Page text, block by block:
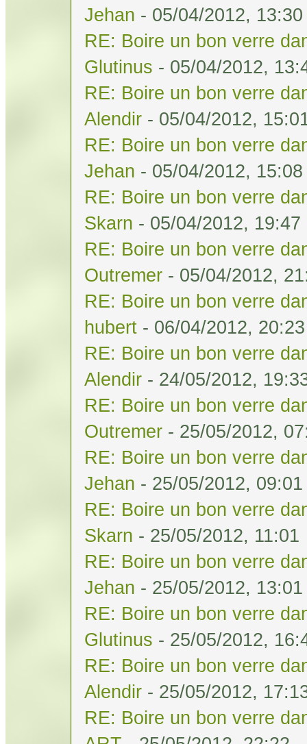
Jehan - 05/04/2012, 13:30
RE: Boire un bon verre
Glutinus - 05/04/2012,
RE: Boire un bon verre
Alendir - 05/04/2012,
RE: Boire un bon verre
Jehan - 05/04/2012, 15:08
RE: Boire un bon verre
Skarn - 05/04/2012, 19:47
RE: Boire un bon verre
Outremer - 05/04/2012,
RE: Boire un bon verre
hubert - 06/04/2012, 20:23
RE: Boire un bon verre
Alendir - 24/05/2012,
RE: Boire un bon verre
Outremer - 25/05/2012,
RE: Boire un bon verre
Jehan - 25/05/2012, 09:01
RE: Boire un bon verre
Skarn - 25/05/2012, 11:01
RE: Boire un bon verre
Jehan - 25/05/2012, 13:01
RE: Boire un bon verre
Glutinus - 25/05/2012,
RE: Boire un bon verre
Alendir - 25/05/2012,
RE: Boire un bon verre